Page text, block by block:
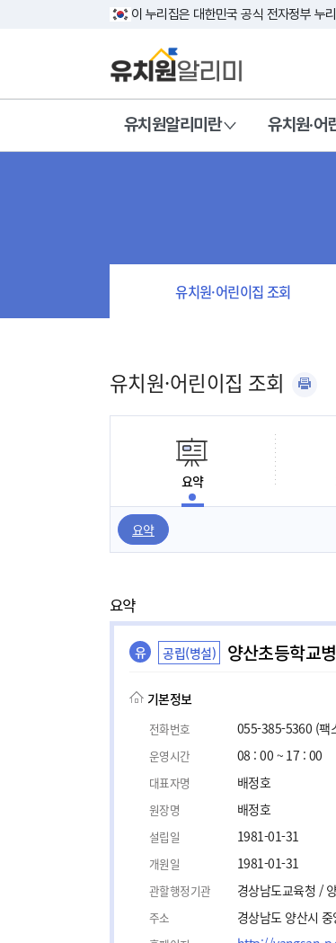
이 누리집은 대한민국 공식 전자정부 누
유치원알리미란 유치원·어
유치원·어린이집 조회
유치원·어린이집 조회
요약
요약
요약
유 공립(병설) 양산초등학교
기본정보
전화번호 055-385-5360 (팩
운영시간 08 : 00 ~ 17 : 00
대표자명 배정호
원장명 배정호
설립일 1981-01-31
개원일 1981-01-31
관할행정기관 경상남도교육청 /
주소 경상남도 양산시